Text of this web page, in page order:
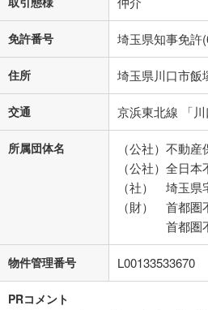
免許番号 埼玉県知事免許
住所 埼玉県川口市飯
交通 京浜東北線 「
所属団体名
（公社）不動
（公社）全日
（社） 埼玉県
（財） 首都圏
首都圏不動
物件管理番号 L00133533670
PRコメント